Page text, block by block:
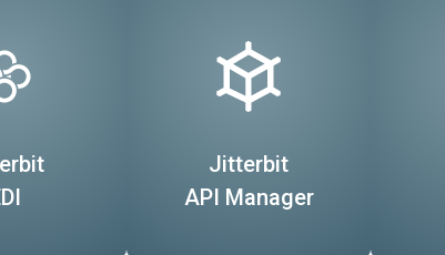
Jitterbit
API Manager